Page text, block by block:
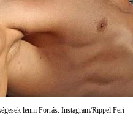
lenni Forrás: Instagram/Rippel Feri